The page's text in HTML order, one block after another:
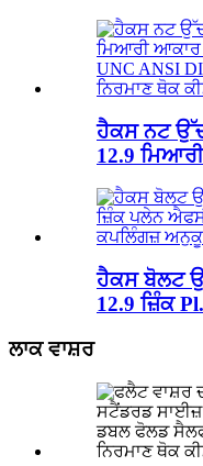
ਹੈਕਸ ਨਟ ਉੱਚ
12.9
ਹੈਕਸ ਬੋਲਟ
12.9 ਜ਼ਿੰਕ
ਲਾਕ ਵਾਸ਼ਰ